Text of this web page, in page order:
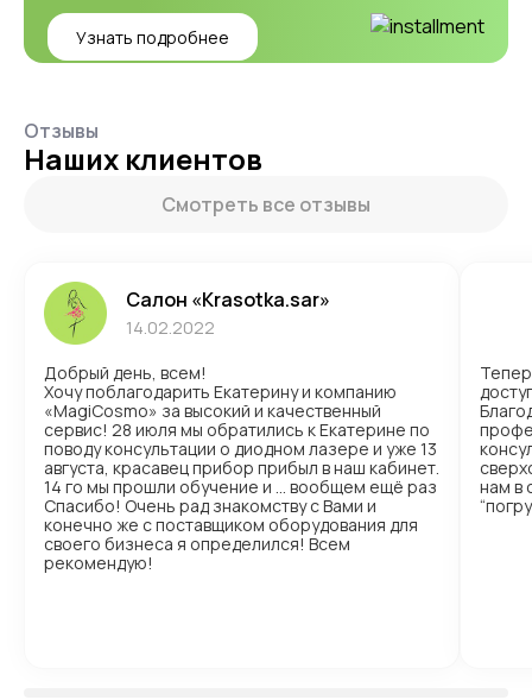
Узнать подробнее
Отзывы
Наших клиентов
Смотреть все отзывы
Салон «Krasotka.sar»
14.02.2022
Добрый день, всем!
Хочу поблагодарить Екатерину и компанию
«MagiCosmo» за высокий и качественный
сервис! 28 июля мы обратились к Екатерине по
поводу консультации о диодном лазере и уже 13
августа, красавец прибор прибыл в наш кабинет.
14 го мы прошли обучение и … вообщем ещё раз
Спасибо! Очень рад знакомству с Вами и
конечно же с поставщиком оборудования для
своего бизнеса я определился! Всем
рекомендую!
нам в